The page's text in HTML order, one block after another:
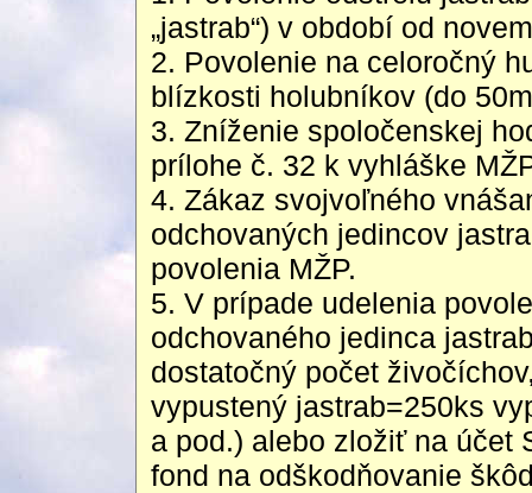
„jastrab“) v období od
2. Povolenie na celoročný
blízkosti holubníkov (do
3. Zníženie spoločenskej
prílohe č. 32 k vyhláške
4. Zákaz svojvoľného
odchovaných jedincov
povolenia MŽP.
5. V prípade udelenia
odchovaného jedinca
dostatočný počet
vypustený jastrab=250ks
a pod.) alebo zložiť na účet
fond na odškodňovanie